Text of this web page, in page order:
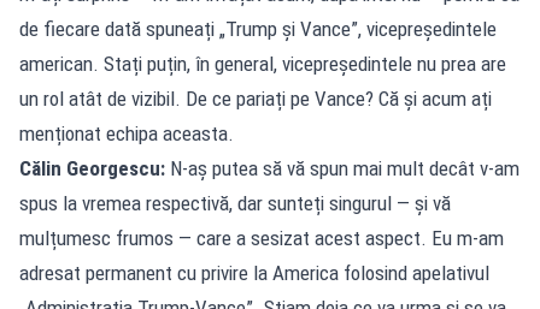
de fiecare dată spuneați „Trump și Vance”, vicepreședintele
american. Stați puțin, în general, vicepreședintele nu prea are
un rol atât de vizibil. De ce pariați pe Vance? Că și acum ați
menționat echipa aceasta.
Călin Georgescu: N-aș putea să vă spun mai mult decât v-am
spus la vremea respectivă, dar sunteți singurul — și vă
mulțumesc frumos — care a sesizat acest aspect. Eu m-am
adresat permanent cu privire la America folosind apelativul